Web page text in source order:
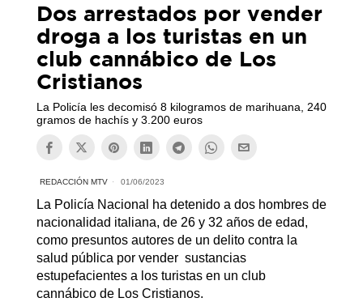
Dos arrestados por vender
droga a los turistas en un
club cannábico de Los
Cristianos
La Policía les decomisó 8 kilogramos de marihuana, 240
gramos de hachís y 3.200 euros
REDACCIÓN MTV 01/06/2023
La Policía Nacional ha detenido a dos hombres de
nacionalidad italiana, de 26 y 32 años de edad,
como presuntos autores de un delito contra la
salud pública por vender sustancias
estupefacientes a los turistas en un club
cannábico de Los Cristianos.